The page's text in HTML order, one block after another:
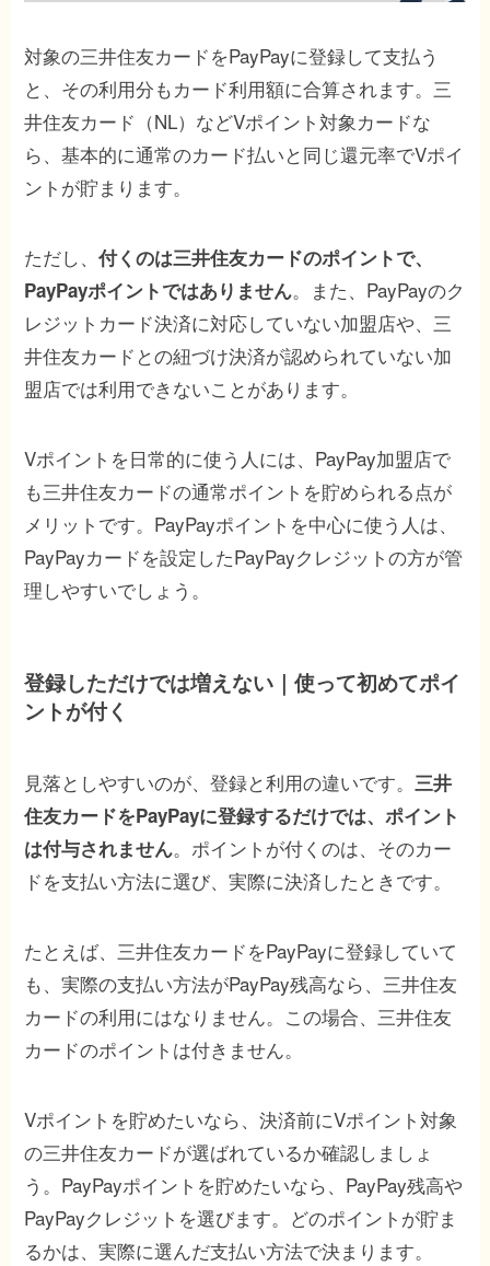
対象の三井住友カードをPayPayに登録して支払う
と、その利用分もカード利用額に合算されます。三
井住友カード（NL）などVポイント対象カードな
ら、基本的に通常のカード払いと同じ還元率でVポイ
ントが貯まります。
ただし、付くのは三井住友カードのポイントで、
PayPayポイントではありません。また、PayPayのク
レジットカード決済に対応していない加盟店や、三
井住友カードとの紐づけ決済が認められていない加
盟店では利用できないことがあります。
Vポイントを日常的に使う人には、PayPay加盟店で
も三井住友カードの通常ポイントを貯められる点が
メリットです。PayPayポイントを中心に使う人は、
PayPayカードを設定したPayPayクレジットの方が管
理しやすいでしょう。
登録しただけでは増えない｜使って初めてポイ
ントが付く
見落としやすいのが、登録と利用の違いです。三井
住友カードをPayPayに登録するだけでは、ポイント
は付与されません。ポイントが付くのは、そのカー
ドを支払い方法に選び、実際に決済したときです。
たとえば、三井住友カードをPayPayに登録していて
も、実際の支払い方法がPayPay残高なら、三井住友
カードの利用にはなりません。この場合、三井住友
カードのポイントは付きません。
Vポイントを貯めたいなら、決済前にVポイント対象
の三井住友カードが選ばれているか確認しましょ
う。PayPayポイントを貯めたいなら、PayPay残高や
PayPayクレジットを選びます。どのポイントが貯ま
るかは、実際に選んだ支払い方法で決まります。